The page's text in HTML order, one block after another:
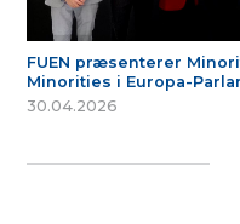
FUEN præsenterer
Minorities i Europa-
30.04.2026